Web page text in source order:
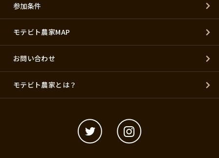
参加条件
モテビト農家MAP
お問い合わせ
モテビト農家とは？